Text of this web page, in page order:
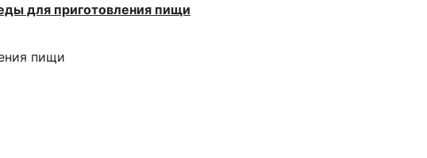
для приготовления пищи
пищи